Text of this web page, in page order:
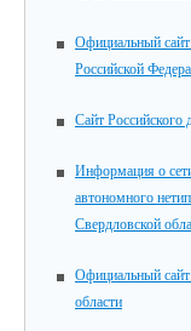
Официальный
Российской
Сайт Российского
Информация о
автономного
Свердловской
Официальный
области